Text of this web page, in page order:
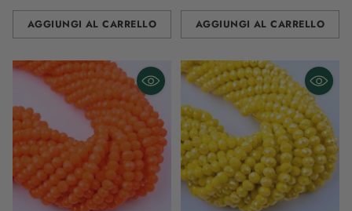
AGGIUNGI AL CARRELLO
Quantità
AGGIUNGI AL CARRELLO
Quantità